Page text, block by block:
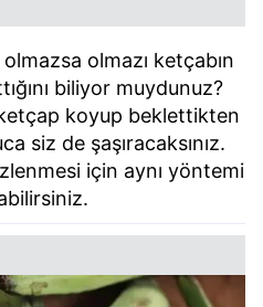
olmazı ketçabın
biliyor muydunuz?
koyup beklettikten
siz de şaşıracaksınız.
için aynı yöntemi